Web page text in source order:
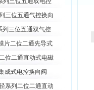
三位五通气控换向
列三位五通双气控
片二位二通先导式
位二通直动式电磁
成式电控换向阀
系列二位二通直动